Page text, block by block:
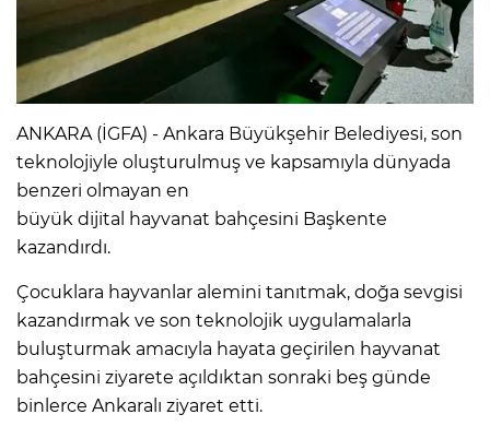
ANKARA (İGFA) - Ankara Büyükşehir Belediyesi, son
teknolojiyle oluşturulmuş ve kapsamıyla dünyada
benzeri olmayan en
büyük dijital hayvanat bahçesini Başkente
kazandırdı.
Çocuklara hayvanlar alemini tanıtmak, doğa sevgisi
kazandırmak ve son teknolojik uygulamalarla
buluşturmak amacıyla hayata geçirilen hayvanat
bahçesini ziyarete açıldıktan sonraki beş günde
binlerce Ankaralı ziyaret etti.